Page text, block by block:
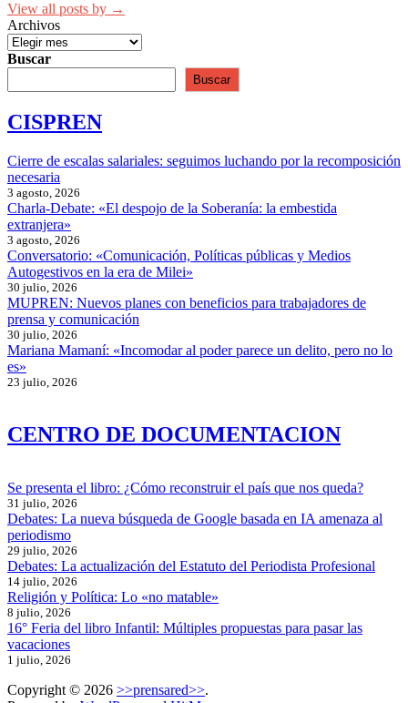
View all posts by →
Archivos
Buscar
Buscar
CISPREN
Cierre de escalas salariales: seguimos luchando por la recomposición
necesaria
3 agosto, 2026
Charla-Debate: «El despojo de la Soberanía: la embestida
extranjera»
3 agosto, 2026
Conversatorio: «Comunicación, Políticas públicas y Medios
Autogestivos en la era de Milei»
30 julio, 2026
MUPREN: Nuevos planes con beneficios para trabajadores de
prensa y comunicación
30 julio, 2026
Mariana Mamaní: «Incomodar al poder parece un delito, pero no lo
es»
23 julio, 2026
CENTRO DE DOCUMENTACION
Se presenta el libro: ¿Cómo reconstruir el país que nos queda?
31 julio, 2026
Debates: La nueva búsqueda de Google basada en IA amenaza al
periodismo
29 julio, 2026
Debates: La actualización del Estatuto del Periodista Profesional
14 julio, 2026
Religión y Política: Lo «no matable»
8 julio, 2026
16° Feria del libro Infantil: Múltiples propuestas para pasar las
vacaciones
1 julio, 2026
Copyright © 2026 >>prensared>>.